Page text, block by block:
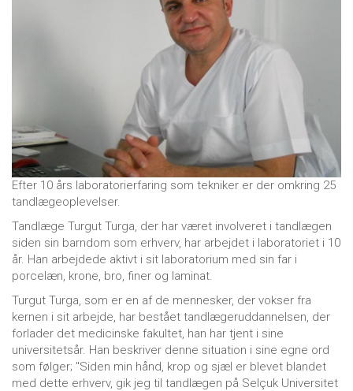
Efter 10 års laboratorierfaring som tekniker er der omkring 25
tandlægeoplevelser.
Tandlæge Turgut Turga, der har været involveret i tandlægen
siden sin barndom som erhverv, har arbejdet i laboratoriet i 10
år. Han arbejdede aktivt i sit laboratorium med sin far i
porcelæn, krone, bro, finer og laminat.
Turgut Turga, som er en af ​​de mennesker, der vokser fra
kernen i sit arbejde, har bestået tandlægeruddannelsen, der
forlader det medicinske fakultet, han har tjent i sine
universitetsår. Han beskriver denne situation i sine egne ord
som følger; "Siden min hånd, krop og sjæl er blevet blandet
med dette erhverv, gik jeg til tandlægen på Selçuk Universitet